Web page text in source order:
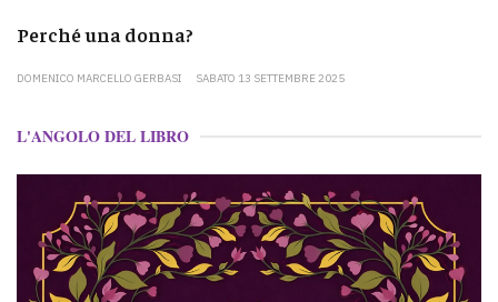
Perché una donna?
DOMENICO MARCELLO GERBASI SABATO 13 SETTEMBRE 2025
L'ANGOLO DEL LIBRO